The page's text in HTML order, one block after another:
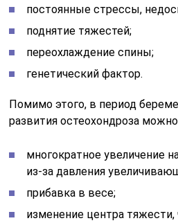
постоянные стрессы,
поднятие тяжестей;
переохлаждение спины;
генетический фактор.
Помимо этого, в период
развития остеохондроза
многократное увеличение
из-за давления
прибавка в весе;
изменение центра тяжести,